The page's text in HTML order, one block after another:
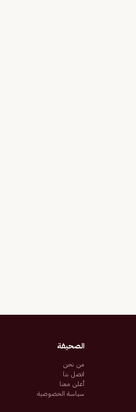
الصحيفة
من نحن
اتصل بنا
أعلن معنا
سياسة الخصوصية